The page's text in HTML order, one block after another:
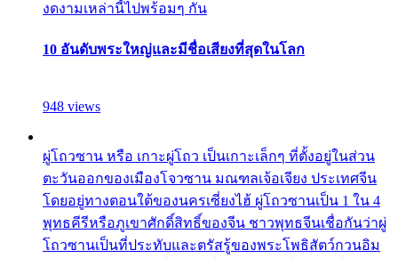
งดงามเหล่านี้ไปพร้อมๆ กัน
10 อันดับพระใหญ่และมีชื่อเสียงที่สุดในโลก
948 views
ผู่โถวซาน หรือ เกาะผู่โถว เป็นเกาะเล็กๆ ที่ตั้งอยู่ในส่วน
ตะวันออกของเมืองโจวซาน มณฑลเจ้อเจียง ประเทศจีน
โดยอยู่ทางตอนใต้ของนครเซี่ยงไฮ้ ผู่โถวซานเป็น 1 ใน 4
พุทธคีรีหรือภูเขาศักดิ์สิทธิ์ของจีน ชาวพุทธจีนเชื่อกันว่าผู่
โถวซานเป็นที่ประทับและตรัสรู้ของพระโพธิสัตว์กวนอิม